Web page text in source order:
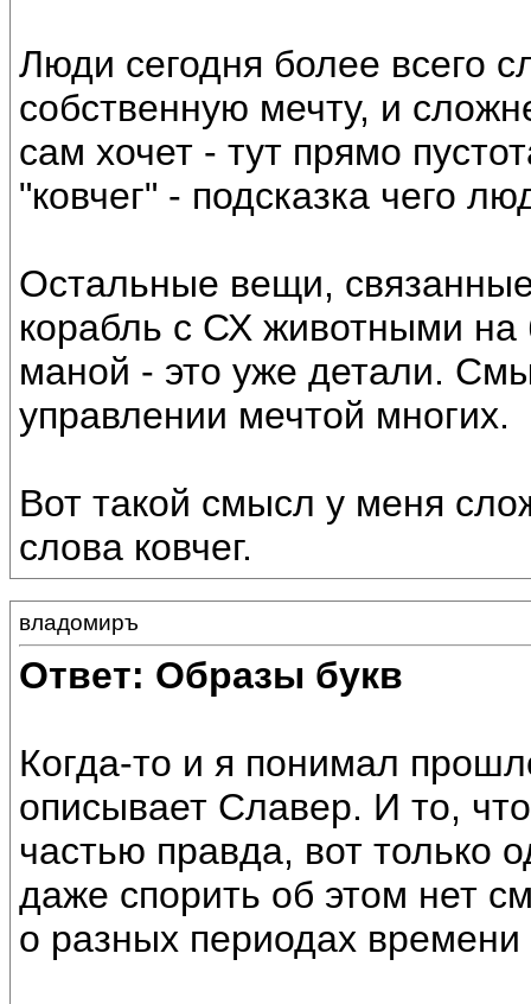
Люди сегодня более всего
собственную мечту, и
сам хочет - тут прямо
"ковчег" - подсказка чего
Остальные вещи,
корабль с СХ животными на
маной - это уже детали.
управлении мечтой многих.
Вот такой смысл у меня
слова ковчег.
владомиръ
Ответ: Образы букв
Когда-то и я понимал
описывает Славер. И то,
частью правда, вот только
даже спорить об этом нет
о разных периодах